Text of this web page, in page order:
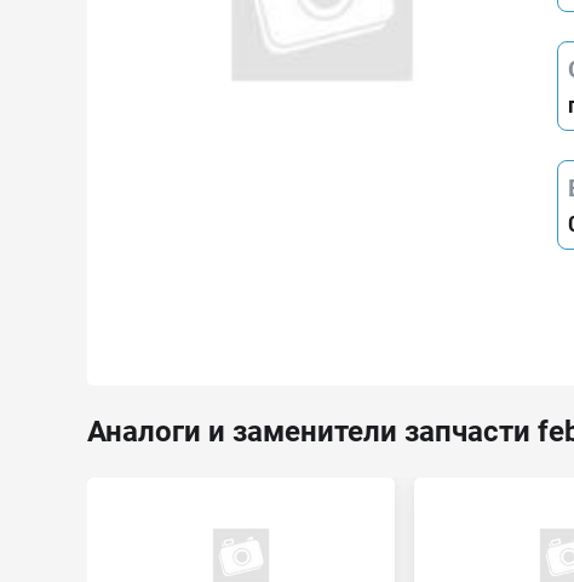
Аналоги и заменители запчасти